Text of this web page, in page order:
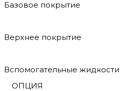
Базовое покрытие
Верхнее покрытие
Вспомогательные жидкости
ОПЦИЯ